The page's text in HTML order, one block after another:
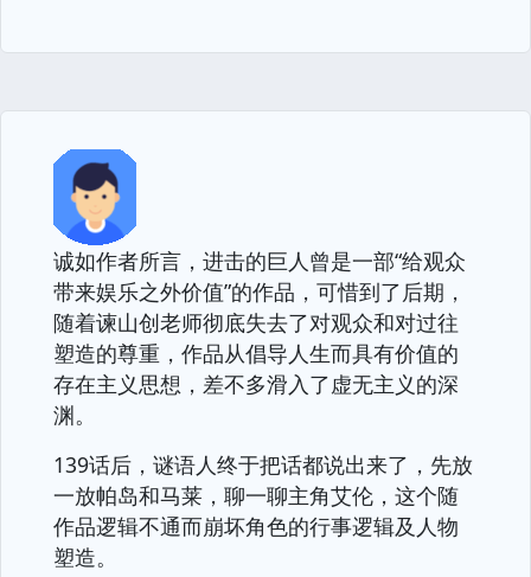
诚如作者所言，进击的巨人曾是一部“给观众
带来娱乐之外价值”的作品，可惜到了后期，
随着谏山创老师彻底失去了对观众和对过往
塑造的尊重，作品从倡导人生而具有价值的
存在主义思想，差不多滑入了虚无主义的深
渊。
139话后，谜语人终于把话都说出来了，先放
一放帕岛和马莱，聊一聊主角艾伦，这个随
作品逻辑不通而崩坏角色的行事逻辑及人物
塑造。